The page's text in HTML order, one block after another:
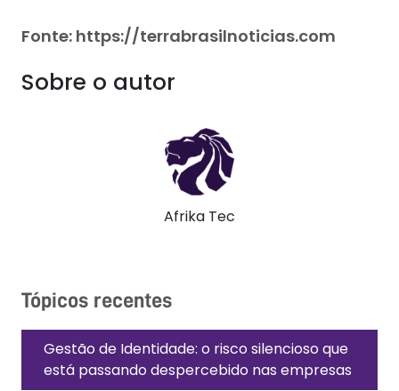
Fonte: https://terrabrasilnoticias.com
Sobre o autor
Afrika Tec
Tópicos recentes
Gestão de Identidade: o risco silencioso que
está passando despercebido nas empresas